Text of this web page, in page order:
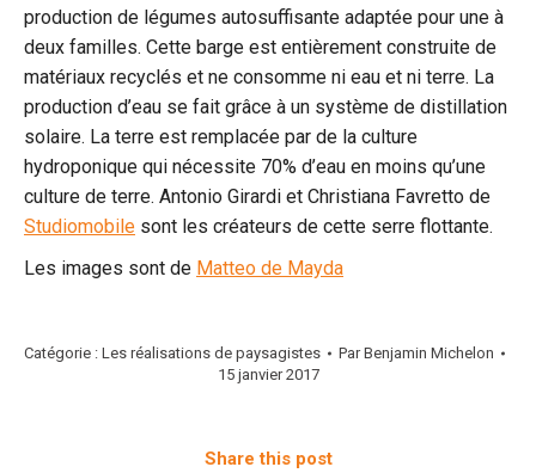
production de légumes autosuffisante adaptée pour une à
deux familles. Cette barge est entièrement construite de
matériaux recyclés et ne consomme ni eau et ni terre. La
production d’eau se fait grâce à un système de distillation
solaire. La terre est remplacée par de la culture
hydroponique qui nécessite 70% d’eau en moins qu’une
culture de terre. Antonio Girardi et Christiana Favretto de
Studiomobile sont les créateurs de cette serre flottante.
Les images sont de Matteo de Mayda
Catégorie : Les réalisations de paysagistes ParBenjamin Michelon
15 janvier 2017
Share this post